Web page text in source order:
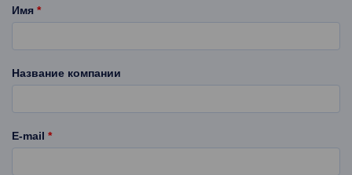
Имя *
Название компании
E-mail *